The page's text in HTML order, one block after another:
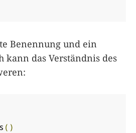
Benennung und ein
kann das Verständnis des
()